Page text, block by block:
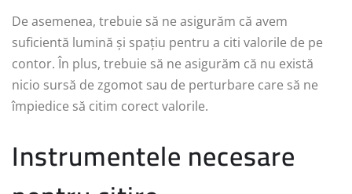
De asemenea, trebuie să ne asigurăm că avem
suficientă lumină și spațiu pentru a citi valorile de pe
contor. În plus, trebuie să ne asigurăm că nu există
nicio sursă de zgomot sau de perturbare care să ne
împiedice să citim corect valorile.
Instrumentele necesare